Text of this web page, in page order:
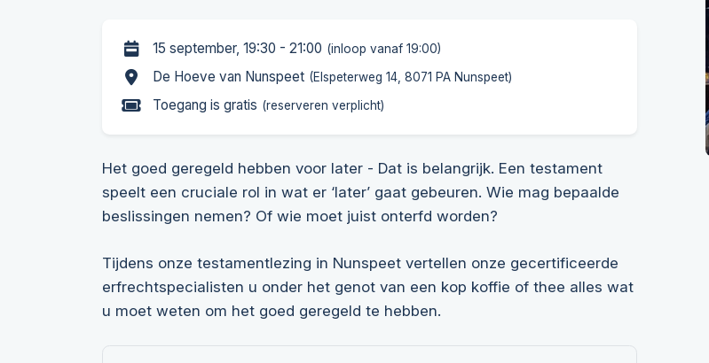
15 september, 19:30 - 21:00 (inloop vanaf 19:00)
De Hoeve van Nunspeet (Elspeterweg 14, 8071 PA Nunspeet)
Toegang is gratis (reserveren verplicht)
Het goed geregeld hebben voor later - Dat is belangrijk. Een testament
speelt een cruciale rol in wat er ‘later’ gaat gebeuren. Wie mag bepaalde
beslissingen nemen? Of wie moet juist onterfd worden?
Tijdens onze testamentlezing in Nunspeet vertellen onze gecertificeerde
erfrechtspecialisten u onder het genot van een kop koffie of thee alles wat
u moet weten om het goed geregeld te hebben.